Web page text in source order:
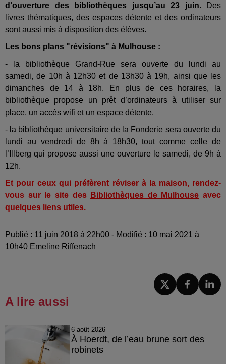
d’ouverture des bibliothèques jusqu’au 23 juin. Des
livres thématiques, des espaces détente et des ordinateurs
sont aussi mis à disposition des élèves.
Les bons plans "révisions" à Mulhouse :
- la bibliothèque Grand-Rue sera ouverte du lundi au
samedi, de 10h à 12h30 et de 13h30 à 19h, ainsi que les
dimanches de 14 à 18h. En plus de ces horaires, la
bibliothèque propose un prêt d’ordinateurs à utiliser sur
place, un accès wifi et un espace détente.
- la bibliothèque universitaire de la Fonderie sera ouverte du
lundi au vendredi de 8h à 18h30, tout comme celle de
l’Illberg qui propose aussi une ouverture le samedi, de 9h à
12h.
Et pour ceux qui préfèrent réviser à la maison, rendez-
vous sur le site des Bibliothèques de Mulhouse avec
quelques liens utiles.
Publié : 11 juin 2018 à 22h00 - Modifié : 10 mai 2021 à
10h40 Emeline Riffenach
A lire aussi
6 août 2026
À Hoerdt, de l’eau brune sort des
robinets